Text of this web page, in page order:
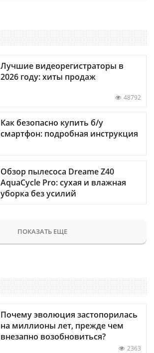
Лучшие видеорегистраторы в
2026 году: хиты продаж
48792
Как безопасно купить б/у
смартфон: подробная инструкция
Обзор пылесоса Dreame Z40
AquaCycle Pro: сухая и влажная
уборка без усилий
ПОКАЗАТЬ ЕЩЕ
Почему эволюция застопорилась
на миллионы лет, прежде чем
внезапно возобновиться?
2363